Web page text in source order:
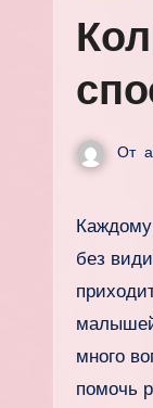
От
Каждому родителю знакомо чувство беспомощности, когда его новорожденный малыш вдруг начинает плакать
без
много
помочь